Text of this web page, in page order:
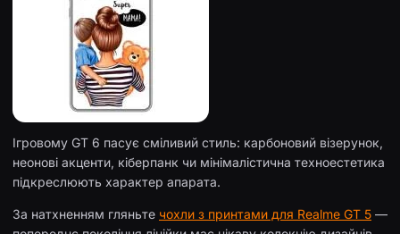
Ігровому GT 6 пасує сміливий стиль: карбоновий візерунок,
неонові акценти, кіберпанк чи мінімалістична техноестетика
підкреслюють характер апарата.
За натхненням гляньте чохли з принтами для Realme GT 5 —